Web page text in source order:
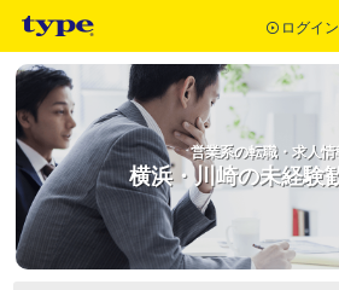
ログイン
営業系の転職・求人情
横浜・川崎の未経験